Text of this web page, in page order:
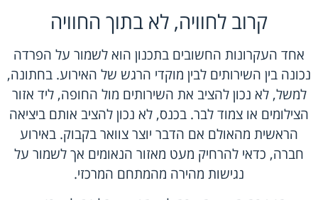
קרוב לחוויה, לא בתוך החוויה
אחד העקרונות החשובים בתכנון הוא לשמור על הפרדה
נכונה בין השירותים לבין מוקדי הרגש של האירוע. בחתונה,
למשל, לא נכון להציב את השירותים מול החופה, ליד אזור
הצילומים או צמוד לבר. בכנס, לא נכון להציב אותם ביציאה
הראשית מהאולם אם הדבר יוצר צוואר בקבוק. באירוע
חברה, כדאי להרחיק מעט מאזור הנאומים אך לשמור על
נגישות מהירה מהמתחם המרכזי.